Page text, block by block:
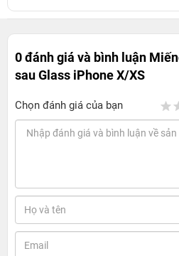
0 đánh giá và bình luận
sau Glass iPhone X/XS
Chọn đánh giá của bạn